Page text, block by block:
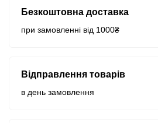
Безкоштовна доставка
при замовленні від 1000₴
Відправлення товарів
в день замовлення